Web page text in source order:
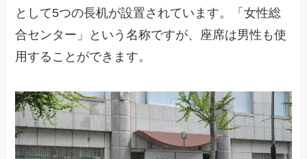
として5つの長机が設置されています。「女性総
合センター」という名称ですが、座席は男性も使
用することができます。